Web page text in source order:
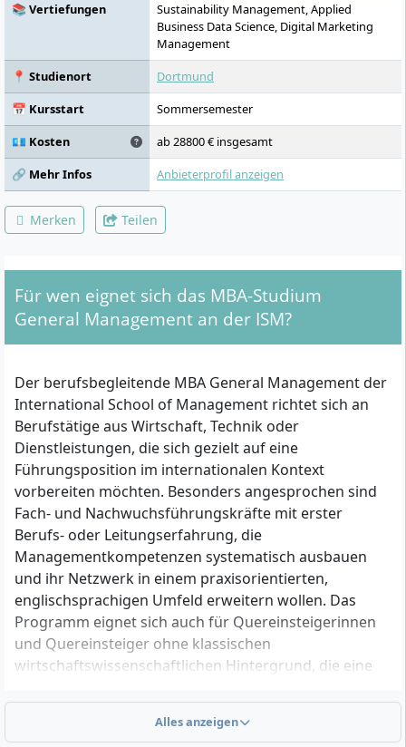
📚 Vertiefungen
Sustainability Management, Applied
Business Data Science, Digital Marketing
Management
📍 Studienort
Dortmund
📅 Kursstart
Sommersemester
💶 Kosten
ab 28800 € insgesamt
🔗 Mehr Infos
Anbieterprofil anzeigen
Merken Teilen
Für wen eignet sich das MBA-Studium
General Management an der ISM?
Der berufsbegleitende MBA General Management der
International School of Management richtet sich an
Berufstätige aus Wirtschaft, Technik oder
Dienstleistungen, die sich gezielt auf eine
Führungsposition im internationalen Kontext
vorbereiten möchten. Besonders angesprochen sind
Fach- und Nachwuchsführungskräfte mit erster
Berufs- oder Leitungserfahrung, die
Managementkompetenzen systematisch ausbauen
und ihr Netzwerk in einem praxisorientierten,
englischsprachigen Umfeld erweitern wollen. Das
Programm eignet sich auch für Quereinsteigerinnen
und Quereinsteiger ohne klassischen
wirtschaftswissenschaftlichen Hintergrund, die eine
Alles anzeigen